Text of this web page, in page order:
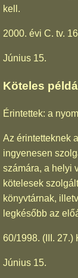
kell.
2000. évi C. tv.
Június 15.
Köteles
Érintettek: a
Az érintetteknek
ingyenesen
számára, a helyi
kötelesek
könyvtárnak,
legkésőbb az
60/1998. (III. 27.)
Június 15.